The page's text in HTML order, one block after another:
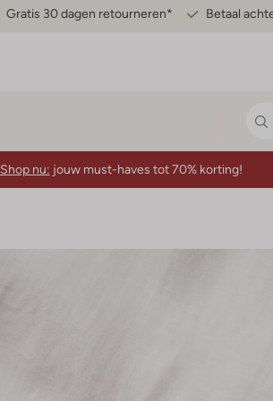
Gratis 30 dagen retourneren* Betaal
Shop nu: jouw must-haves tot 70% korting!